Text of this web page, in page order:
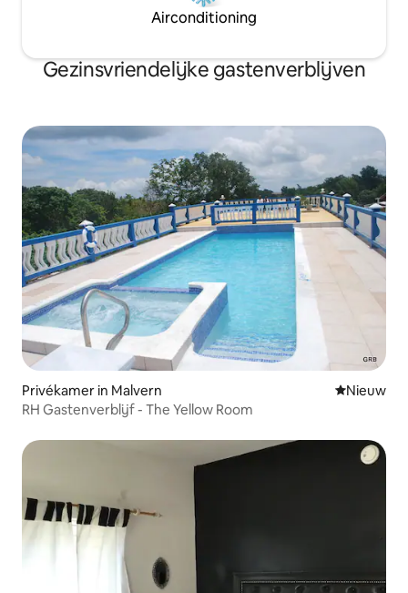
Airconditioning
Gezinsvriendelijke gastenverblijven
Privékamer in Malvern Nieuwe
Nieuw
RH Gastenverblijf - The Yellow Room